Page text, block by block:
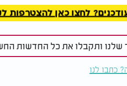
קבלת התפילה?
קיבלתי דיסק עם שיעור תורה.
את המגירה, הוצאתי את הדיסק
בלי כיפה? שים כיפה על
לחצו כאן להצטרפות
שלנו ותקבלו את כל החדשות
כתבו לנו